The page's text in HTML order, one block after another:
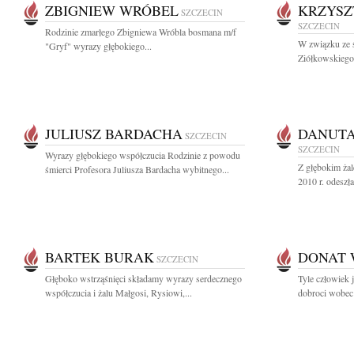
ZBIGNIEW WRÓBEL SZCZECIN
Rodzinie zmarłego Zbigniewa Wróbla bosmana m/f
"Gryf" wyrazy głębokiego...
SZCZECIN
W związku ze
JULIUSZ BARDACHA SZCZECIN
Wyrazy głębokiego współczucia Rodzinie z powodu
śmierci Profesora Juliusza Bardacha wybitnego...
SZCZECIN
Z głębokim
2010 r.
BARTEK BURAK SZCZECIN
Głęboko wstrząśnięci składamy wyrazy serdecznego
współczucia i żalu Małgosi, Rysiowi,...
DONAT
Tyle człowiek
dobroci